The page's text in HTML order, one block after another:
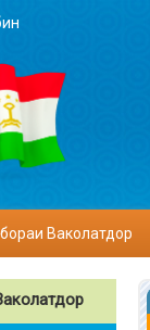
Ваколатдор